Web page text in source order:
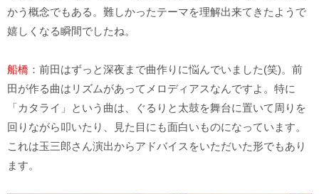
かう概念でもある。難しかったテーマを理解出来てきたようで
嬉しくなる瞬間でしたね。
船橋 ：前田はずっと深夜まで曲作りに悩んでいました(笑)。前
田が作る曲はリズムがあってメロディアスなんですよ。特に
「カタライ」という曲は、ぐるりと太鼓を舞台に置いて周りを
回りながら叩いたり、見た目にも面白いものになっています。
これは玉三郎さん演出からアドバイスをいただいた形でもあり
ます。